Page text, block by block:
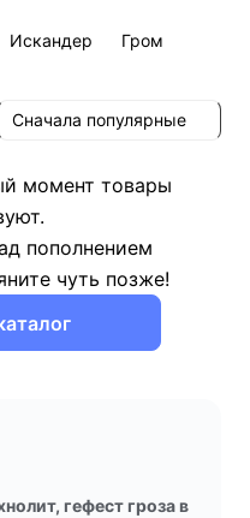
Искандер Гром
Сначала популярные
момент товары
пополнением
чуть позже!
гефест гроза в